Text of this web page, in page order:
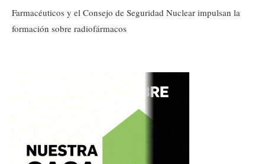
Farmacéuticos y el Consejo de Seguridad Nuclear impulsan la
formación sobre radiofármacos